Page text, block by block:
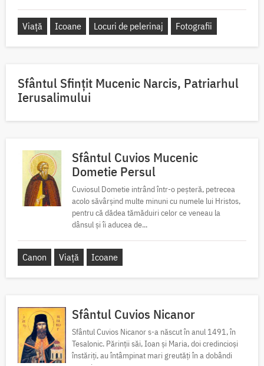
Viață Icoane Locuri de pelerinaj Fotografii
Sfântul Sfinţit Mucenic Narcis, Patriarhul
Ierusalimului
Sfântul Cuvios Mucenic
Dometie Persul
Cuviosul Dometie intrând într-o peșteră, petrecea
acolo săvârșind multe minuni cu numele lui Hristos,
pentru că dădea tămăduiri celor ce veneau la
dânsul și îi aducea de...
Canon Viață Icoane
Sfântul Cuvios Nicanor
Sfântul Cuvios Nicanor s-a născut în anul 1491, în
Tesalonic. Părinții săi, Ioan și Maria, doi credincioși
înstăriți, au întâmpinat mari greutăți în a dobândi